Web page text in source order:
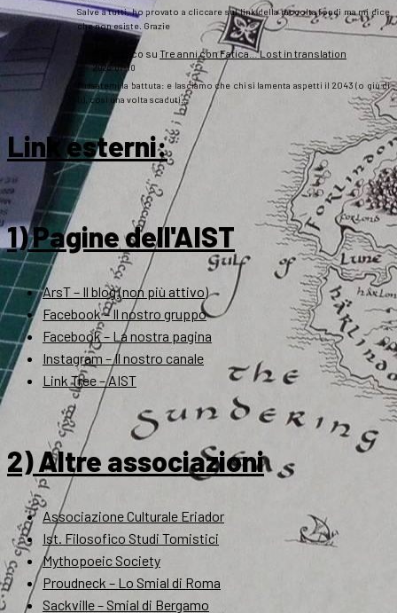
Salve a tutti, ho provato a cliccare sul link della raccolta fondi ma mi dice
che non esiste. Grazie
Gipsoteco su Tre anni con Fatica… Lost in translation
2026-07-10
Passatemi la battuta: e lasciamo che chi si lamenta aspetti il 2043 (o giù di
lì), così una volta scaduti…
Link esterni:
1) Pagine dell'AIST
ArsT – Il blog (non più attivo)
Facebook – Il nostro gruppo
Facebook – La nostra pagina
Instagram – Il nostro canale
Link Tree – AIST
2) Altre associazioni
Associazione Culturale Eriador
Ist. Filosofico Studi Tomistici
Mythopoeic Society
Proudneck – Lo Smial di Roma
Sackville – Smial di Bergamo